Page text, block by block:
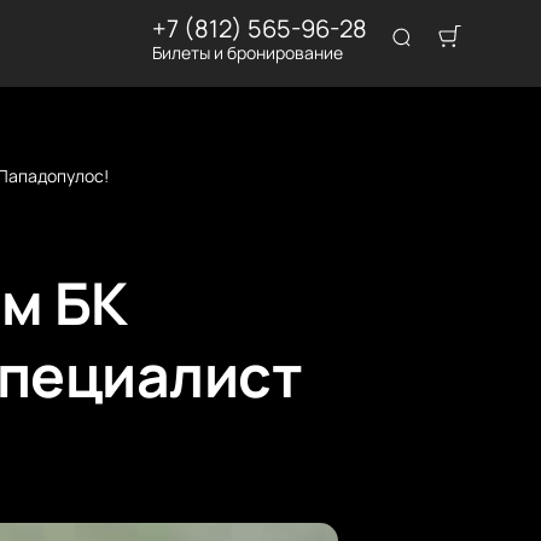
+7 (812) 565-96-28
Билеты и бронирование
БК